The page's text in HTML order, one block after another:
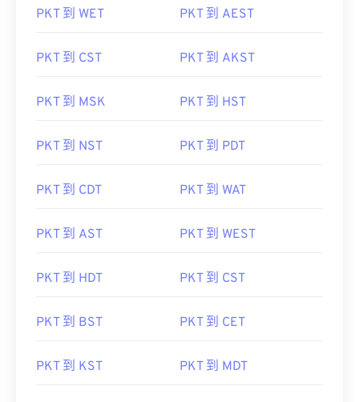
PKT 到 WET PKT 到 AEST
PKT 到 CST PKT 到 AKST
PKT 到 MSK PKT 到 HST
PKT 到 NST PKT 到 PDT
PKT 到 CDT PKT 到 WAT
PKT 到 AST PKT 到 WEST
PKT 到 HDT PKT 到 CST
PKT 到 BST PKT 到 CET
PKT 到 KST PKT 到 MDT